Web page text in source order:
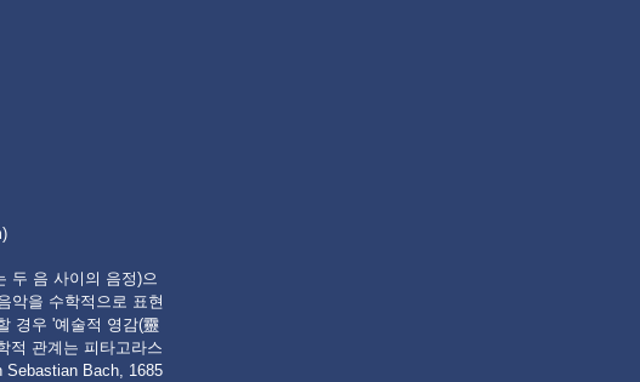
두 음 사이의 음정)으
악을 수학적으로 표현
경우 '예술적 영감(靈
적 관계는 피타고라스
Sebastian Bach, 1685